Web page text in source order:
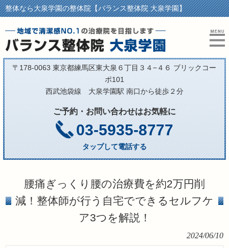
整体なら大泉学園の整体院【バランス整体院 大泉学園】
〒178-0063 東京都練馬区東大泉６丁目３４−４６ ブリックコー
ポ101
西武池袋線 大泉学園駅 南口から徒歩２分
ご予約・お問い合わせはお気軽に
03-5935-8777
タップして電話する
腰痛ぎっくり腰の治療費を約2万円削
減！整体師が行う自宅でできるセルフケ
ア3つを解説！
2024/06/10